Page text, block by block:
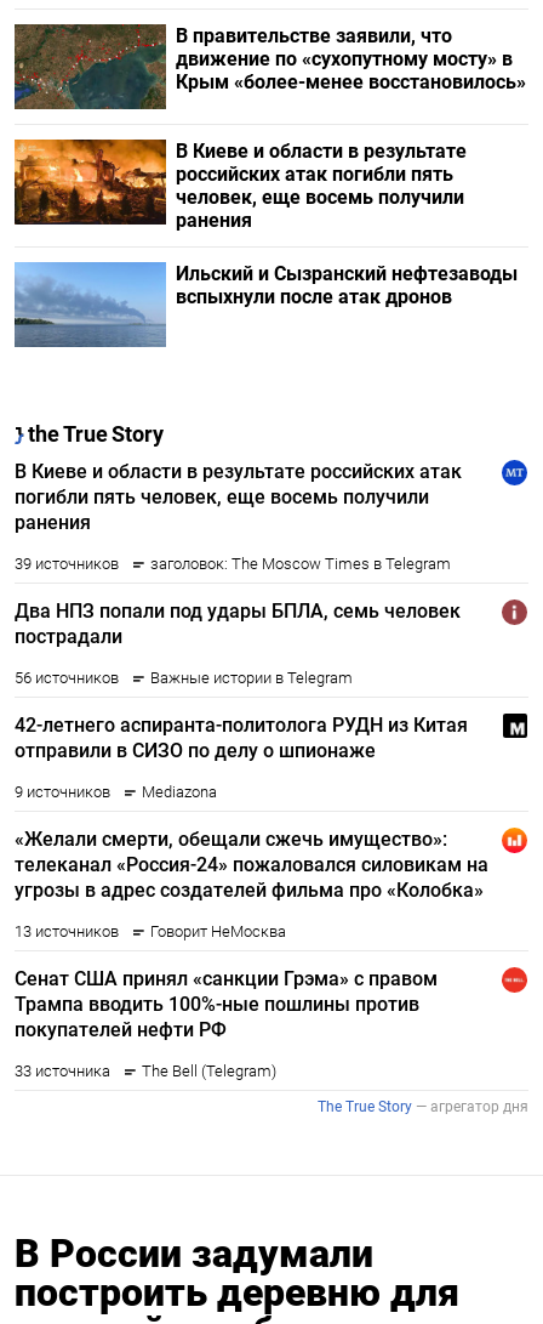
В правительстве заявили, что
движение по «сухопутному мосту» в
Крым «более-менее восстановилось»
В Киеве и области в результате
российских атак погибли пять
человек, еще восемь получили
ранения
Ильский и Сызранский нефтезаводы
вспыхнули после атак дронов
В России задумали
построить деревню для